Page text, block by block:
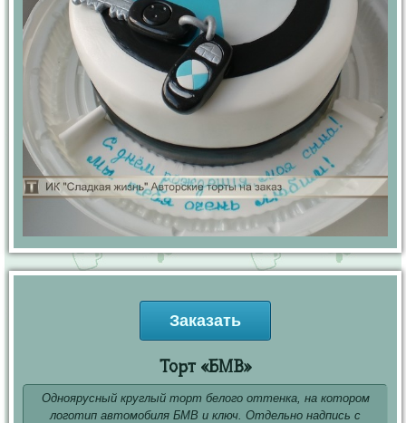
Заказать
Торт «БМВ»
Одноярусный круглый торт белого оттенка, на котором
логотип автомобиля БМВ и ключ. Отдельно надпись с